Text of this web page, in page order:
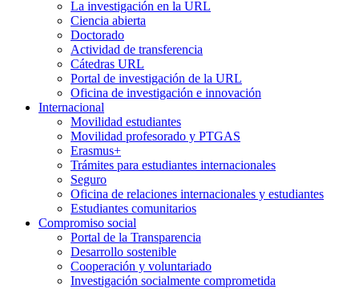
La investigación en la URL
Ciencia abierta
Doctorado
Actividad de transferencia
Cátedras URL
Portal de investigación de la URL
Oficina de investigación e innovación
Internacional
Movilidad estudiantes
Movilidad profesorado y PTGAS
Erasmus+
Trámites para estudiantes internacionales
Seguro
Oficina de relaciones internacionales y estudiantes
Estudiantes comunitarios
Compromiso social
Portal de la Transparencia
Desarrollo sostenible
Cooperación y voluntariado
Investigación socialmente comprometida